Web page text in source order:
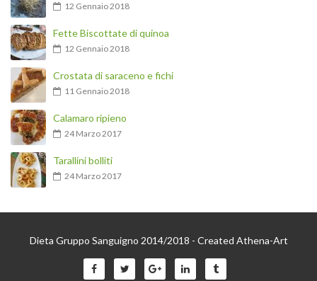
12 Gennaio 2018
Fette Biscottate di quinoa
12 Gennaio 2018
Crostata di saraceno e fichi
11 Gennaio 2018
Calamaro ripieno
24 Marzo 2017
Tarallini bolliti
24 Marzo 2017
Dieta Gruppo Sanguigno 2014/2018 - Created Athena-Art